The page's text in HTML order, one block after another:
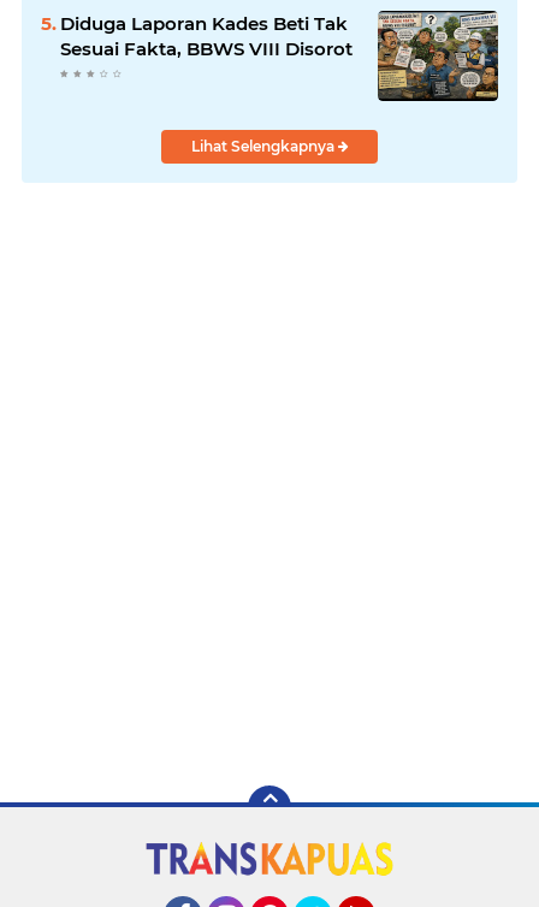
Diduga Laporan Kades Beti Tak
Sesuai Fakta, BBWS VIII Disorot
Lihat Selengkapnya